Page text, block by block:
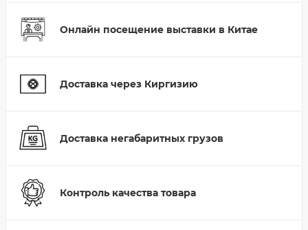
Онлайн посещение выставки в Китае
Доставка через Киргизию
Доставка негабаритных грузов
Контроль качества товара